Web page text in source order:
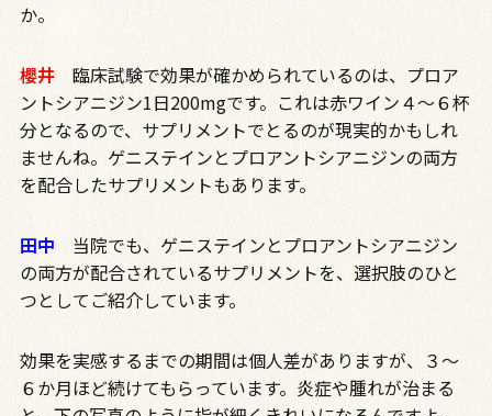
か。
櫻井臨床試験で効果が確かめられているのは、プロア
ントシアニジン1日200mgです。これは赤ワイン４～６杯
分となるので、サプリメントでとるのが現実的かもしれ
ませんね。ゲニステインとプロアントシアニジンの両方
を配合したサプリメントもあります。
田中 当院でも、ゲニステインとプロアントシアニジン
の両方が配合されているサプリメントを、選択肢のひと
つとしてご紹介しています。
効果を実感するまでの期間は個人差がありますが、３～
６か月ほど続けてもらっています。炎症や腫れが治まる